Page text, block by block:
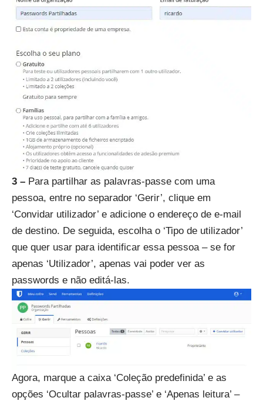
3 – Para partilhar as palavras-passe com uma
pessoa, entre no separador ‘Gerir’, clique em
‘Convidar utilizador’ e adicione o endereço de e-mail
de destino. De seguida, escolha o ‘Tipo de utilizador’
que quer usar para identificar essa pessoa – se for
apenas ‘Utilizador’, apenas vai poder ver as
passwords e não editá-las.
Agora, marque a caixa ‘Coleção predefinida’ e as
opções ‘Ocultar palavras-passe’ e ‘Apenas leitura’ –